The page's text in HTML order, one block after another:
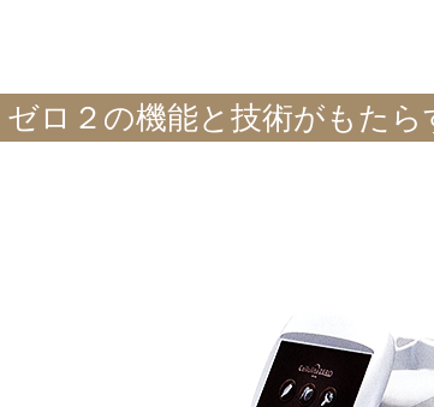
ロ２の機能と技術がもたら